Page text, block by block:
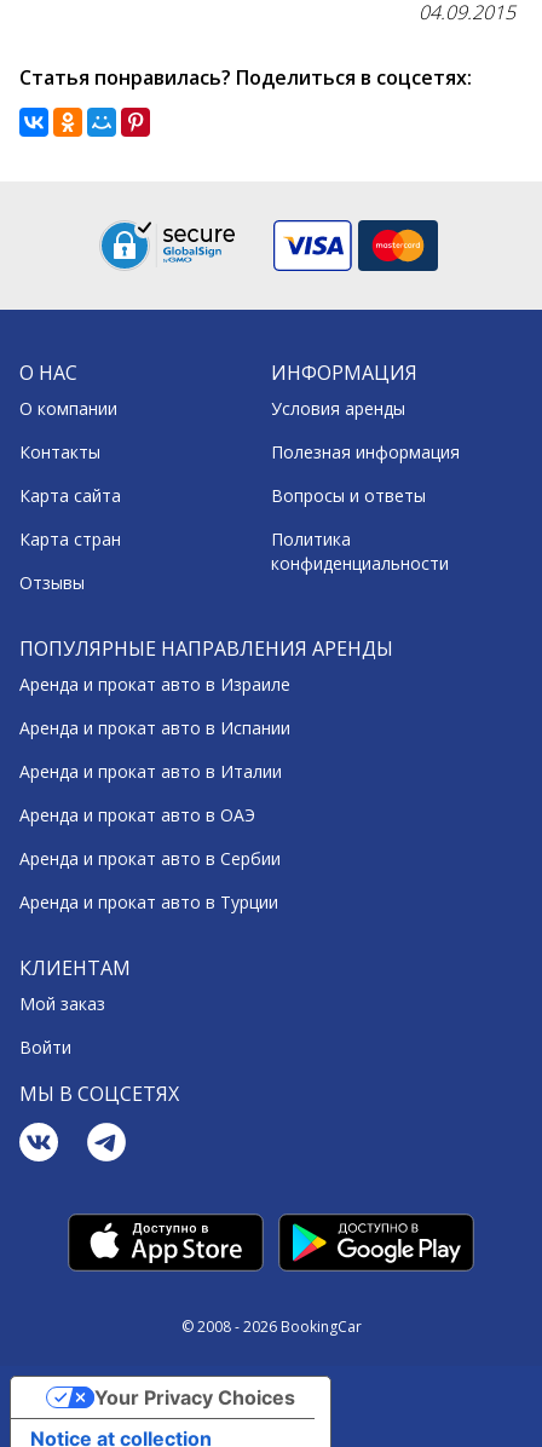
04.09.2015
Статья понравилась? Поделиться в соцсетях:
О НАС
О компании
Контакты
Карта сайта
Карта стран
Отзывы
ИНФОРМАЦИЯ
Условия аренды
Полезная информация
Вопросы и ответы
Политика
конфиденциальности
ПОПУЛЯРНЫЕ НАПРАВЛЕНИЯ АРЕНДЫ
Аренда и прокат авто в Израиле
Аренда и прокат авто в Испании
Аренда и прокат авто в Италии
Аренда и прокат авто в ОАЭ
Аренда и прокат авто в Сербии
Аренда и прокат авто в Турции
КЛИЕНТАМ
Мой заказ
Войти
МЫ В СОЦСЕТЯХ
© 2008 - 2026 BookingCar
Notice at collection
Your Privacy Choices